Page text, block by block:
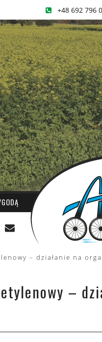
+48 692 796
– działanie na
–